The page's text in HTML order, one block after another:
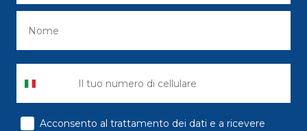
consenso
Acconsento al trattamento dei dati e a ricevere